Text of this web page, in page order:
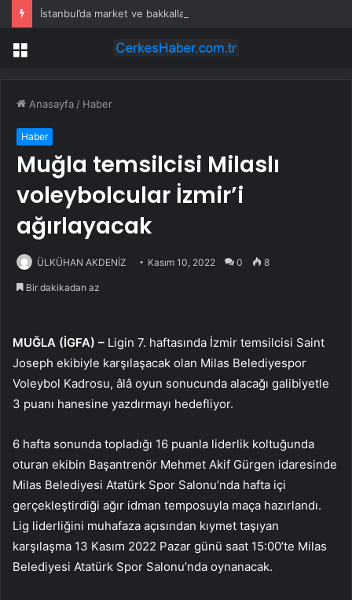
Menü
Anasayfa / Haber
Haber
Muğla temsilcisi Milaslı
voleybolcular İzmir’i
ağırlayacak
ÜLKÜHAN AKDENİZ Kasım 10, 2022 0 8
Bir dakikadan az
MUĞLA (İGFA) – Ligin 7. haftasında İzmir temsilcisi Saint
Joseph ekibiyle karşılaşacak olan Milas Belediyespor
Voleybol Kadrosu, âlâ oyun sonucunda alacağı galibiyetle
3 puanı hanesine yazdırmayı hedefliyor.
6 hafta sonunda topladığı 16 puanla liderlik koltuğunda
oturan ekibin Başantrenör Mehmet Akif Gürgen idaresinde
Milas Belediyesi Atatürk Spor Salonu’nda hafta içi
gerçekleştirdiği ağır idman temposuyla maça hazırlandı.
Lig liderliğini muhafaza açısından kıymet taşıyan
karşılaşma 13 Kasım 2022 Pazar günü saat 15:00’te Milas
Belediyesi Atatürk Spor Salonu’nda oynanacak.